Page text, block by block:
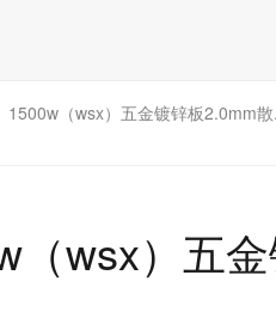
1500w（wsx）五金镀锌板2.0mm
wsx）五